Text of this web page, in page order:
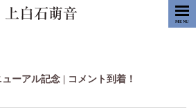
MENU
ーアル記念 | コメント到着！